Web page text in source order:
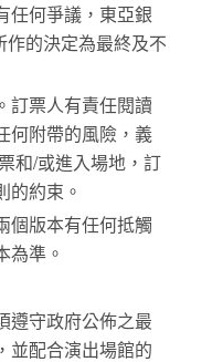
任何爭議，東亞銀
的決定為最終及不
訂票人有責任閱讀
何附帶的風險，義
和/或進入場地，訂
的約束。
個版本有任何抵觸
為準。
遵守政府公佈之最
並配合演出場館的